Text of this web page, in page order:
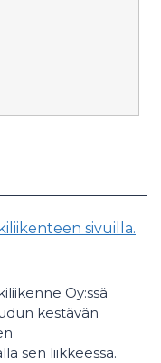
sivuilla.
Oy:ssä
kestävän
sen liikkeessä.